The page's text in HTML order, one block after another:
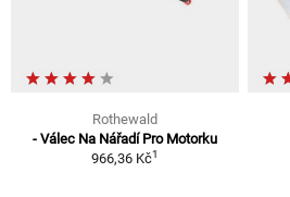
Rothewald
- Válec Na Nářadí Pro Motorku
966,36 Kč1